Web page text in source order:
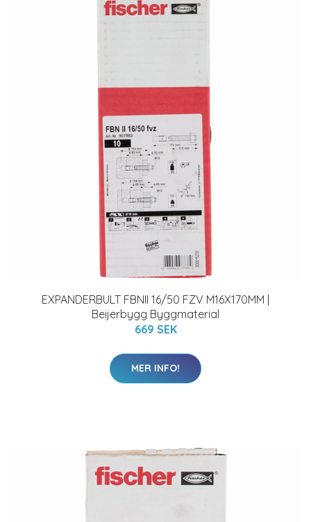
EXPANDERBULT FBNII 16/50 FZV M16X170MM |
Beijerbygg Byggmaterial
669 SEK
MER INFO!